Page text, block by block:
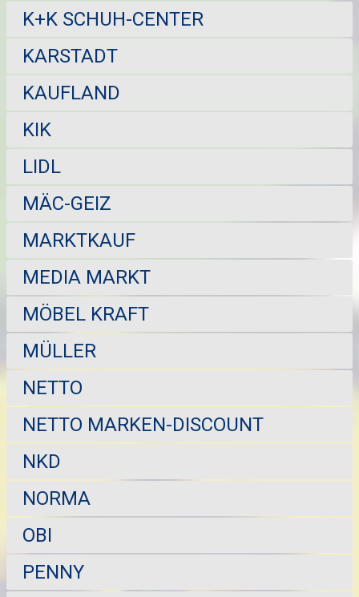
K+K SCHUH-CENTER
KARSTADT
KAUFLAND
KIK
LIDL
MÄC-GEIZ
MARKTKAUF
MEDIA MARKT
MÖBEL KRAFT
MÜLLER
NETTO
NETTO MARKEN-DISCOUNT
NKD
NORMA
OBI
PENNY